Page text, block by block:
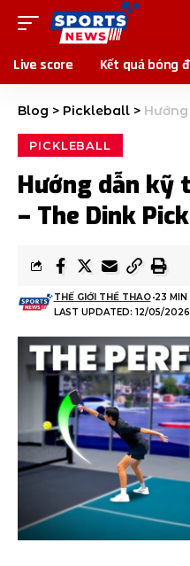
Live score Kết quả bóng
Blog > Pickleball > Hướng
PICKLEBALL
Hướng dẫn kỹ
– The Dink
LAST UPDATED: 12/05/2026
THẾ GIỚI THỂ THAO 23 MIN